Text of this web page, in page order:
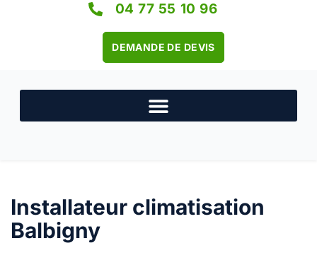
04 77 55 10 96
DEMANDE DE DEVIS
Installateur climatisation
Balbigny